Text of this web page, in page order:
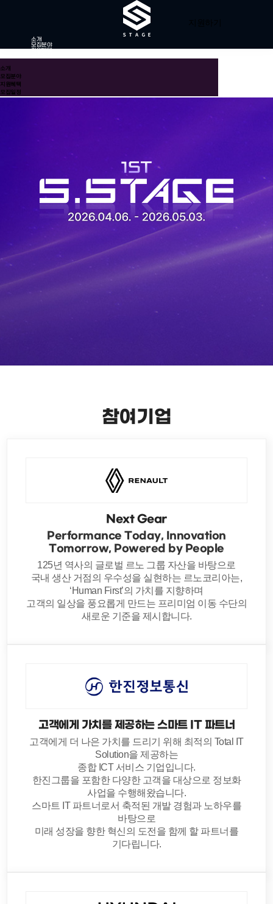
소개
모집분야
지원혜택
소개
모집분야
지원혜택
모집일정
참여기업
Next Gear
Performance Today, Innovation
Tomorrow, Powered by People
125년 역사의 글로벌 르노 그룹 자산을 바탕으로
국내 생산 거점의 우수성을 실현하는 르노코리아는,
‘Human First’의 가치를 지향하며
고객의 일상을 풍요롭게 만드는 프리미엄 이동 수단의
새로운 기준을 제시합니다.
고객에게 가치를 제공하는 스마트 IT 파트너
고객에게 더 나은 가치를 드리기 위해 최적의 Total IT
Solution을 제공하는
종합 ICT 서비스 기업입니다.
한진그룹을 포함한 다양한 고객을 대상으로 정보화
사업을 수행해왔습니다.
스마트 IT 파트너로서 축적된 개발 경험과 노하우를
바탕으로
미래 성장을 향한 혁신의 도전을 함께 할 파트너를
기다립니다.